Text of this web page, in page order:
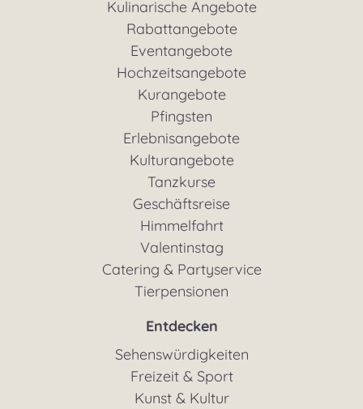
Kulinarische Angebote
Rabattangebote
Eventangebote
Hochzeitsangebote
Kurangebote
Pfingsten
Erlebnisangebote
Kulturangebote
Tanzkurse
Geschäftsreise
Himmelfahrt
Valentinstag
Catering & Partyservice
Tierpensionen
Entdecken
Sehenswürdigkeiten
Freizeit & Sport
Kunst & Kultur